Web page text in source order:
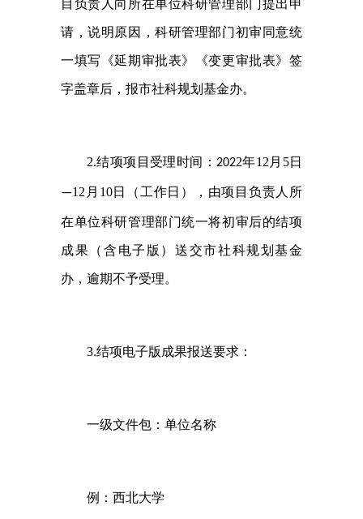
目负责人向所在单位科研管理部门提出申
请，说明原因，科研管理部门初审同意统
一填写《延期审批表》《变更审批表》签
字盖章后，报市社科规划基金办。
2.结项项目受理时间： 2022年12 月 5日
—12 月 10日（工作日），由项目负责人所
在单位科研管理部门统一将初审后的结项
成果（含电子版）送交市社科规划基金
办，逾期不予受理。
3.结项电子版成果报送要求：
一级文件包：单位名称
例：西北大学